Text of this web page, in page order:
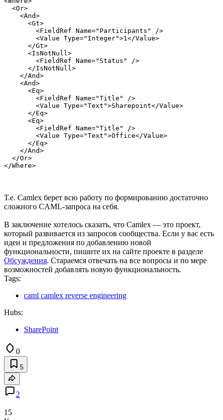
  <Or>
    <And>
      <Gt>
        <FieldRef Name="Participants" />
        <Value Type="Integer">1</Value>
      </Gt>
      <IsNotNull>
        <FieldRef Name="Status" />
      </IsNotNull>
    </And>
    <And>
      <Eq>
        <FieldRef Name="Title" />
        <Value Type="Text">Sharepoint</Value>
      </Eq>
      <Eq>
        <FieldRef Name="Title" />
        <Value Type="Text">Office</Value>
      </Eq>
    </And>
  </Or>
Т.е. Camlex берет всю работу по формированию достаточно
сложного CAML-запроса на себя.
В заключение хотелось сказать, что Camlex — это проект,
который развивается из запросов сообщества. Если у вас есть
идеи и предложения по добавлению новой
функциональности, пишите их на сайте проекте в разделе
Обсуждения. Стараемся отвечать на все вопросы и по мере
возможностей добавлять новую функциональность.
Tags:
caml camlex reverse engineering
Hubs:
SharePoint
0
5
2
15